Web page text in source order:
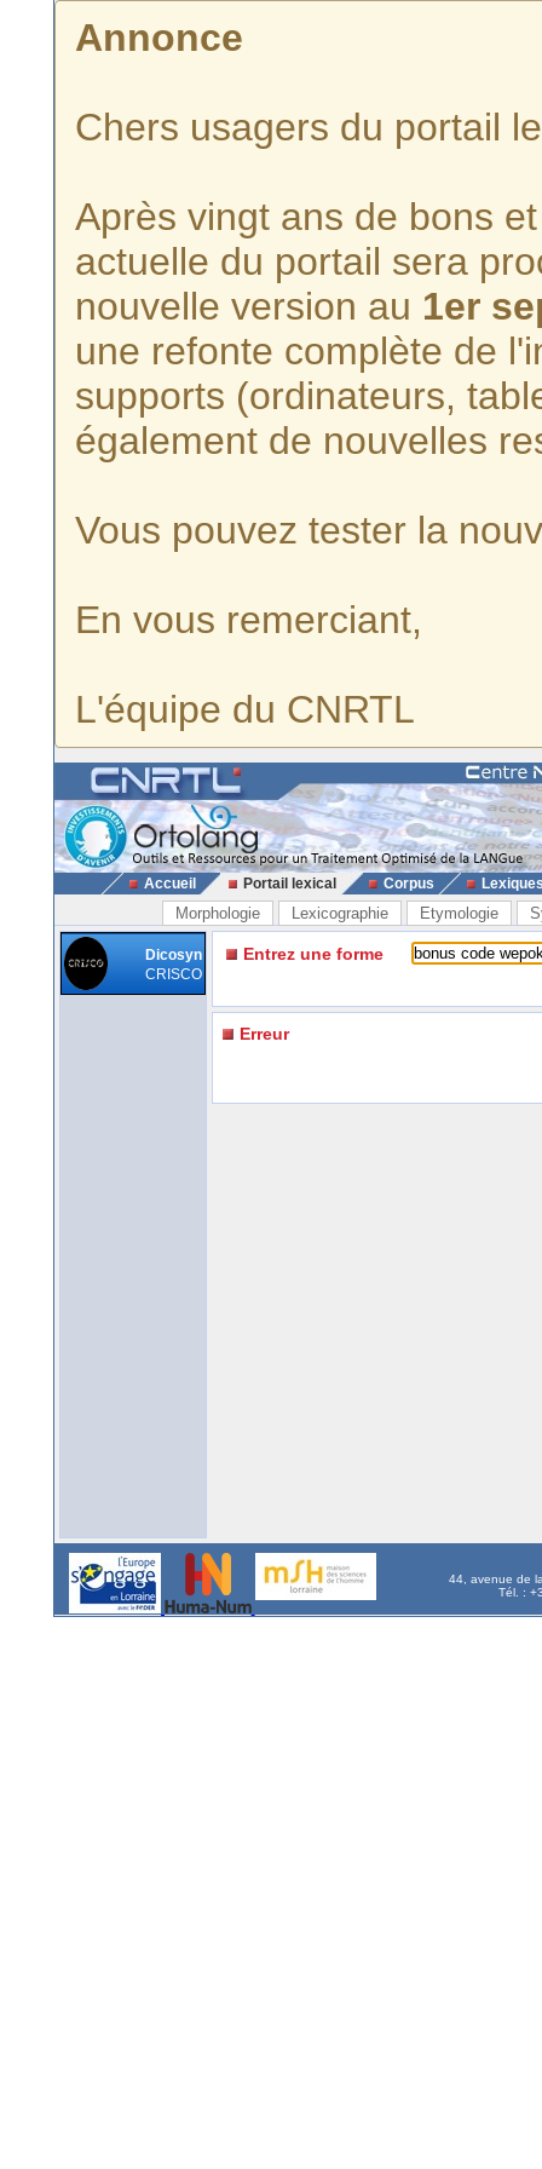
Annonce
Chers usagers du portail
Après vingt ans de bons
actuelle du portail sera
nouvelle version au 1er
une refonte complète de
supports (ordinateurs,
également de nouvelles
Vous pouvez tester la
En vous remerciant,
L'équipe du CNRTL
Accueil Portail lexical Corpus
Morphologie Lexicographie Etymologie
Dicosyn
CRISCO
Entrez une forme
Erreur
44, avenue de
Tél. :